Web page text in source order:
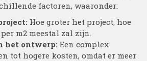
factoren, waaronder:
Hoe groter het project, hoe
m2 meestal zal zijn.
het ontwerp: Een complex
tot hogere kosten, omdat er meer